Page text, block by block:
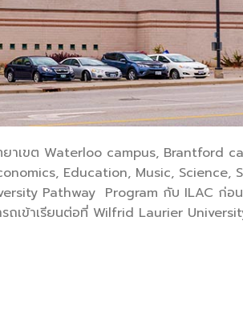
าเขต Waterloo campus, Brantford
Education, Music, Science,
Pathway Program กับ ILAC ก่อ
ถเข้าเรียนต่อที่ Wilfrid Laurier